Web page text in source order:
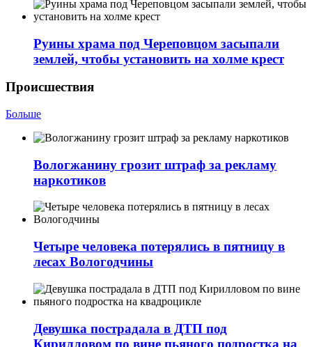
Руины храма под Череповцом засыпали
землей, чтобы установить на холме крест
Происшествия
Больше
Вологжанину грозит штраф за рекламу
наркотиков
Четыре человека потерялись в пятницу в
лесах Вологодчины
Девушка пострадала в ДТП под
Кирилловом по вине пьяного подростка на